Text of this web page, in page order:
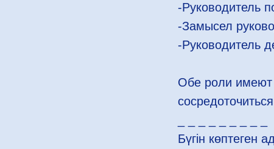
-Руководитель
-Замысел
-Руководитель
Обе роли имеют
Бүгін